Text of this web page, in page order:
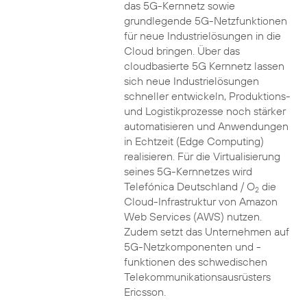
das 5G-Kernnetz sowie
grundlegende 5G-Netzfunktionen
für neue Industrielösungen in die
Cloud bringen. Über das
cloudbasierte 5G Kernnetz lassen
sich neue Industrielösungen
schneller entwickeln, Produktions-
und Logistikprozesse noch stärker
automatisieren und Anwendungen
in Echtzeit (Edge Computing)
realisieren. Für die Virtualisierung
seines 5G-Kernnetzes wird
Telefónica Deutschland / O2die
Cloud-Infrastruktur von Amazon
Web Services (AWS) nutzen.
Zudem setzt das Unternehmen auf
5G-Netzkomponenten und -
funktionen des schwedischen
Telekommunikationsausrüsters
Ericsson.